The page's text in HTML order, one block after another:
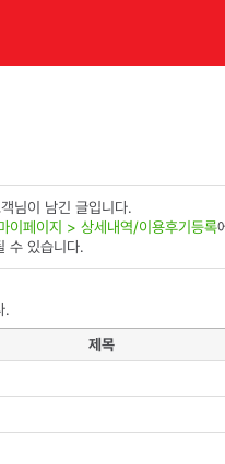
님이 남긴 글입니다.
이페이지 > 상세내역/이용후기등록
수 있습니다.
.
제목